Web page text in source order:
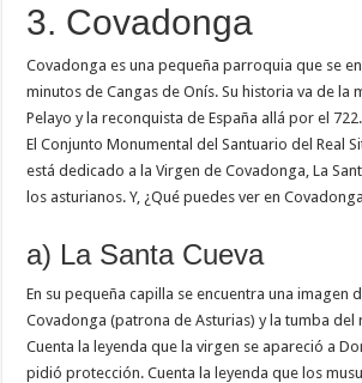
3. Covadonga
Covadonga es una pequeña parroquia que se
minutos de Cangas de Onís. Su historia va de la
Pelayo y la reconquista de España allá por el 722.
El Conjunto Monumental del Santuario del Real
está dedicado a la Virgen de Covadonga, La
los asturianos. Y, ¿Qué puedes ver en
a) La Santa Cueva
En su pequeña capilla se encuentra una imagen
Covadonga (patrona de Asturias) y la tumba del
Cuenta la leyenda que la virgen se apareció a
pidió protección. Cuenta la leyenda que los